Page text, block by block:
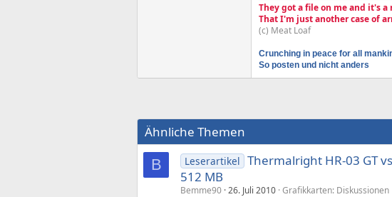
They got a file on me and it's
That I'm just another case of
(c) Meat Loaf
Crunching in peace for all
So posten und nicht anders
Ähnliche Themen
B Leserartikel Thermalright HR-03 GT
512 MB
Bemme90 26. Juli 2010 Grafikkarten: Diskussionen